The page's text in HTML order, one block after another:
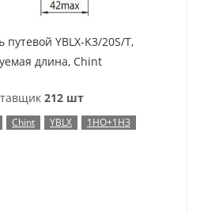
YBLX-K3/20S/T,
длина, Chint
212 шт
Chint YBLX 1НО+1НЗ